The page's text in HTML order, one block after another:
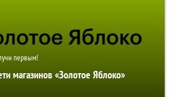
первым!
магазинов «Золотое Яблоко»